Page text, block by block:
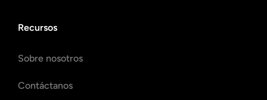
Recursos
Sobre nosotros
Contáctanos